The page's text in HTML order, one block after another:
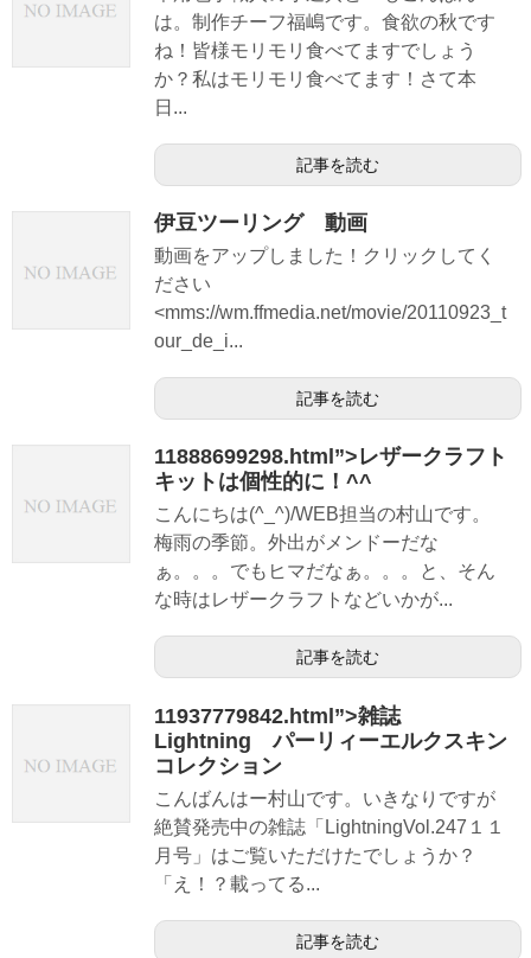
は。制作チーフ福嶋です。食欲の秋です
ね！皆様モリモリ食べてますでしょう
か？私はモリモリ食べてます！さて本
日...
記事を読む
伊豆ツーリング 動画
動画をアップしました！クリックしてく
ださい
<mms://wm.ffmedia.net/movie/20110923_t
our_de_i...
記事を読む
11888699298.html”>レザークラフト
キットは個性的に！^^
こんにちは(^_^)/WEB担当の村山です。
梅雨の季節。外出がメンドーだな
ぁ。。。でもヒマだなぁ。。。と、そん
な時はレザークラフトなどいかが...
記事を読む
11937779842.html”>雑誌
Lightning パーリィーエルクスキン
コレクション
こんばんはー村山です。いきなりですが
絶賛発売中の雑誌「LightningVol.247１１
月号」はご覧いただけたでしょうか？
「え！？載ってる...
記事を読む